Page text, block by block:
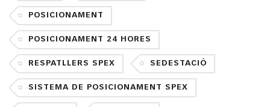
POSICIONAMENT
POSICIONAMENT 24 HORES
RESPATLLERS SPEX SEDESTACIÓ
SISTEMA DE POSICIONAMENT SPEX